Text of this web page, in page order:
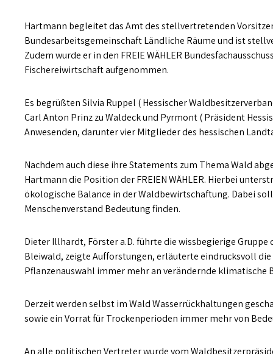
Hartmann begleitet das Amt des stellvertretenden
Bundesarbeitsgemeinschaft Ländliche Räume und ist
Zudem wurde er in den FREIE WÄHLER
Fischereiwirtschaft aufgenommen.
Es begrüßten Silvia Ruppel ( Hessischer
Carl Anton Prinz zu Waldeck und Pyrmont ( Präsident
Anwesenden, darunter vier Mitglieder des hessischen
Nachdem auch diese ihre Statements zum Thema Wald
Hartmann die Position der FREIEN WÄHLER. Hierbei
ökologische Balance in der Waldbewirtschaftung. Dabei
Menschenverstand Bedeutung finden.
Dieter Illhardt, Förster a.D. führte die wissbegierige
Bleiwald, zeigte Aufforstungen, erläuterte eindrucksvoll
Pflanzenauswahl immer mehr an verändernde klimatische
Derzeit werden selbst im Wald Wasserrückhaltungen
sowie ein Vorrat für Trockenperioden immer mehr von
An alle politischen Vertreter wurde vom